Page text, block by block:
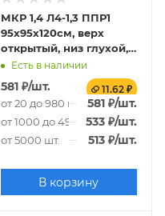
МКР 1,4 Л4-1,3 ППР1
95х95х120см, верх
открытый, низ глухой,
160г/м2
Есть в наличии
581₽/шт. 11.62 ₽
от 20 до 980 шт. 581 ₽/шт.
от 1000 до 4980 шт.
533 ₽/шт.
от 5000 шт. 513 ₽/шт.
В корзину